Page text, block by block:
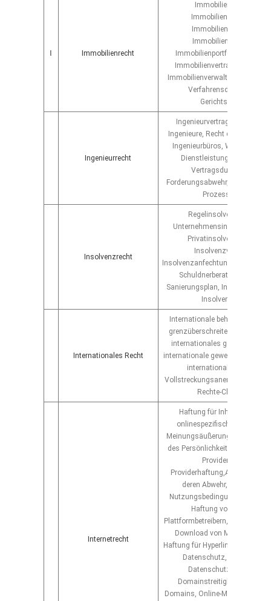
Immobilienrecht
Immobilienkaufrecht,
Immobilienmaklerrecht,
Immobilienfinanzrecht,
Immobilienverwaltung,
Immobilienportfolio-
Immobilienverwalterrecht,
Verfahrensdurchführung,
Gerichtsverfahren
Ingenieurrecht
Ingenieurvertragsrecht,
Ingenieure, Recht der
Ingenieurbüros,
Vertragsdurchsetzung,
Forderungsabwehr,
Prozessführung
Insolvenzrecht
Regelinsolvenzverfahren,
Privatinsolvenzverfahren,
Insolvenzverwaltung,
Insolvenzanfechtung,
Schuldnerberatung,
Sanierungsplan,
Insolvenzabwehr
Internationales Recht
Internationale behördliche
grenzüberschreitende
internationales geistiges
internationale gewerbliche
internationales
Rechte-Clearing etc.
Internetrecht
Haftung für Inhalte im
onlinespezifisches
Meinungsäußerungen im Netz,
des Persönlichkeitsrechts,
Providerverträge,
deren Abwehr, Erstellung
Nutzungsbedingungen für
Haftung von Foren- und
Plattformbetreibern, Filesharing,
Download von Musik und
Haftung für Hyperlinks,
Datenschutz, Erstellung
Datenschutzerklärungen,
Domainstreitigkeiten, Recht
Domains, Online-Marketing